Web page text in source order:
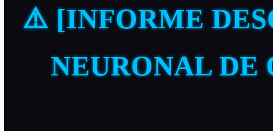
⚠️ [INFORME
NEURONAL DE